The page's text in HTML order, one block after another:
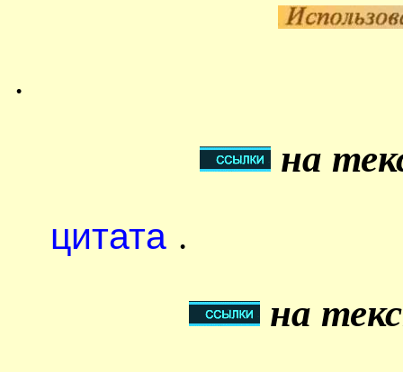
.
на
цитата .
на